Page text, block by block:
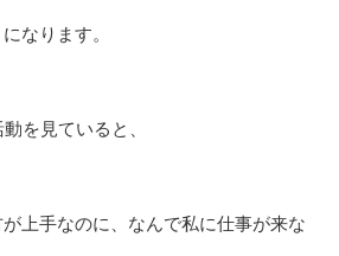
なります。
を見ていると、
が上手なのに、なんで私に仕事が来な